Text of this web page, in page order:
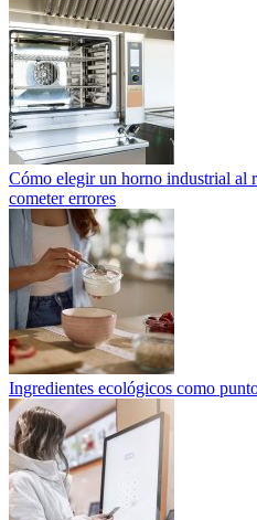
Cómo elegir un horno industrial al
cometer errores
Ingredientes ecológicos como